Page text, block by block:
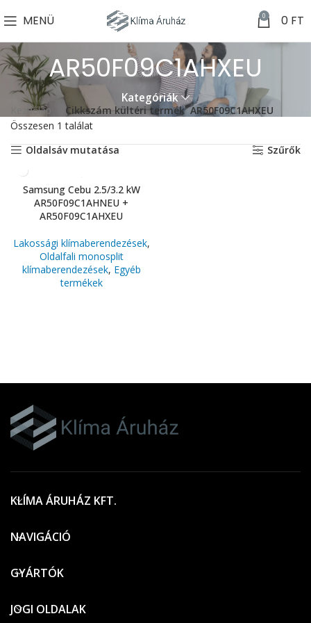
MENÜ 0 0 FT
AR50F09C1AHXEU
Kategóriák
Kezdőlap Cikkszám kültéri termék AR50F09C1AHXEU
Összesen 1 találat
Oldalsáv mutatása
Szűrők
Samsung Cebu 2.5/3.2 kW
AR50F09C1AHNEU +
AR50F09C1AHXEU
Lakossági klímaberendezések,
Oldalfali monosplit
klímaberendezések, Egyéb
termékek
KLÍMA ÁRUHÁZ KFT.
NAVIGÁCIÓ
GYÁRTÓK
JOGI OLDALAK